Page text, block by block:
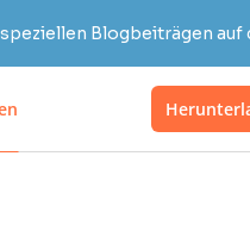
Blogbeiträgen auf